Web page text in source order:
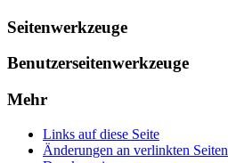
Seitenwerkzeuge
Benutzerseitenwerkzeuge
Mehr
Links auf diese Seite
Änderungen an verlinkten Seiten